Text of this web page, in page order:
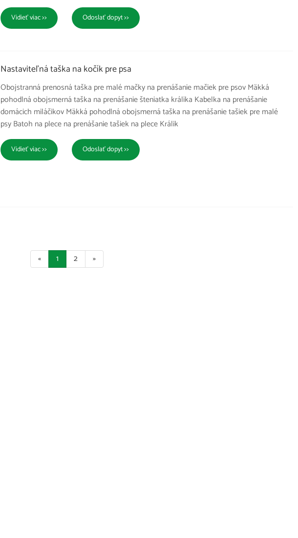
Vidieť viac >> Odoslať dopyt >>
Nastaviteľná taška na kočík pre psa
Obojstranná prenosná taška pre malé mačky na prenášanie mačiek pre psov Mäkká
pohodlná obojsmerná taška na prenášanie šteniatka králika Kabelka na prenášanie
domácich miláčikov Mäkká pohodlná obojsmerná taška na prenášanie tašiek pre malé
psy Batoh na plece na prenášanie tašiek na plece Králik
Vidieť viac >> Odoslať dopyt >>
« 1 2 »